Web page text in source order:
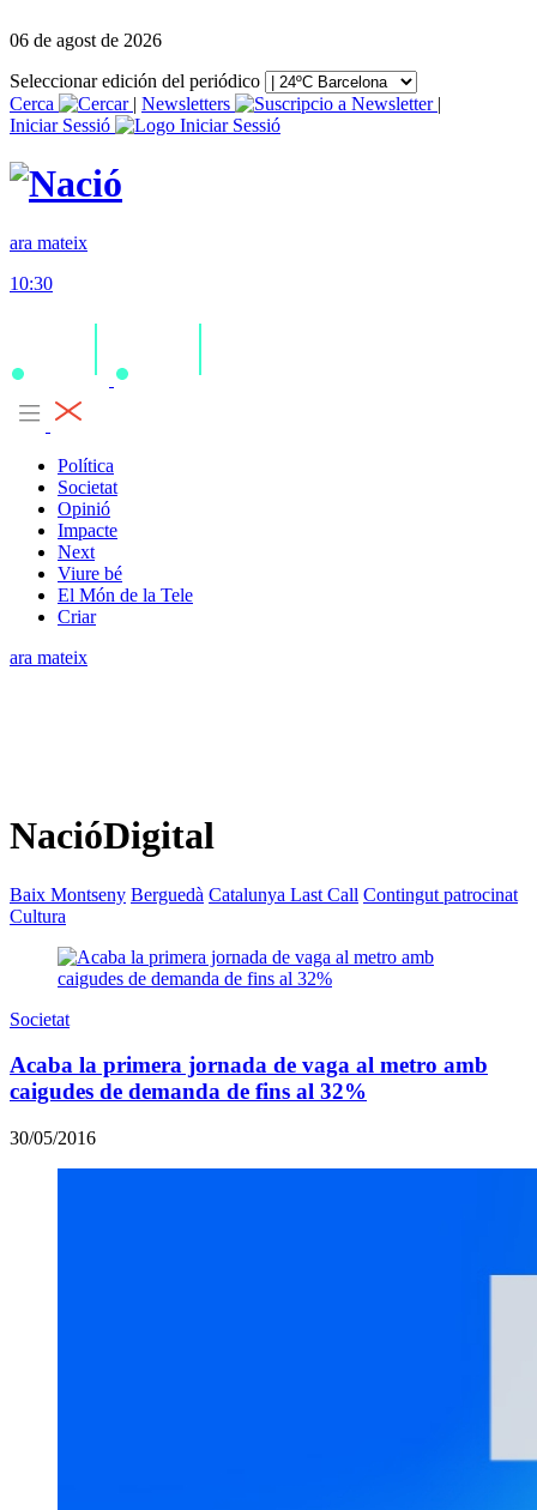
06 de agost de 2026
Seleccionar edición del periódico
Cerca
| Newsletters
|
Iniciar Sessió
ara mateix
10:30
Política
Societat
Opinió
Impacte
Next
Viure bé
El Món de la Tele
Criar
ara mateix
NacióDigital
Baix Montseny Berguedà Catalunya Last Call Contingut patrocinat
Cultura
Societat
Acaba la primera jornada de vaga al metro amb
caigudes de demanda de fins al 32%
30/05/2016